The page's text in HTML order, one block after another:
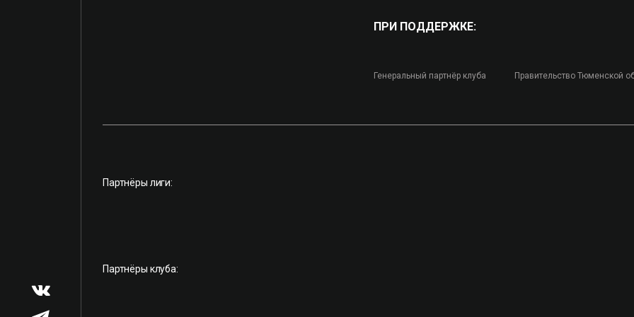
ПРИ ПОДДЕРЖКЕ:
Генеральный партнёр клуба Правительство Тюменской
Партнёры лиги:
Партнёры клуба: